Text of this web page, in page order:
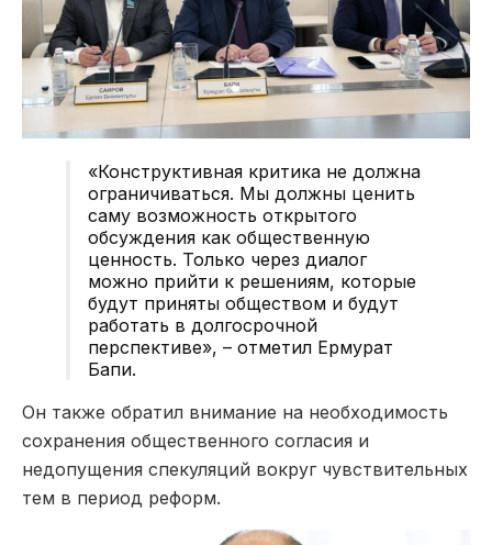
«Конструктивная критика не должна
ограничиваться. Мы должны ценить
саму возможность открытого
обсуждения как общественную
ценность. Только через диалог
можно прийти к решениям, которые
будут приняты обществом и будут
работать в долгосрочной
перспективе», – отметил Ермурат
Бапи.
Он также обратил внимание на необходимость
сохранения общественного согласия и
недопущения спекуляций вокруг чувствительных
тем в период реформ.